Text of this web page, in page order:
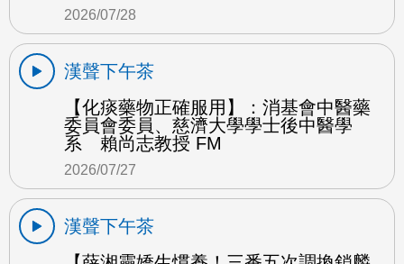
2026/07/28
漢聲下午茶
【化痰藥物正確服用】：消基會中醫藥
委員會委員、慈濟大學學士後中醫學
系 賴尚志教授 FM
2026/07/27
漢聲下午茶